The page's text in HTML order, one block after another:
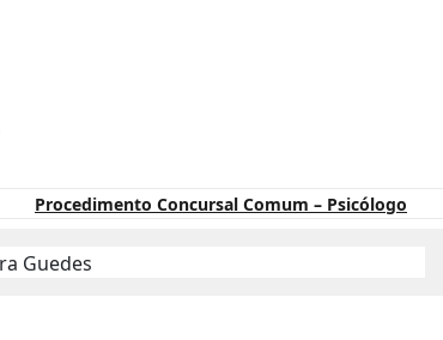
Procedimento Concursal Comum – Psicólogo